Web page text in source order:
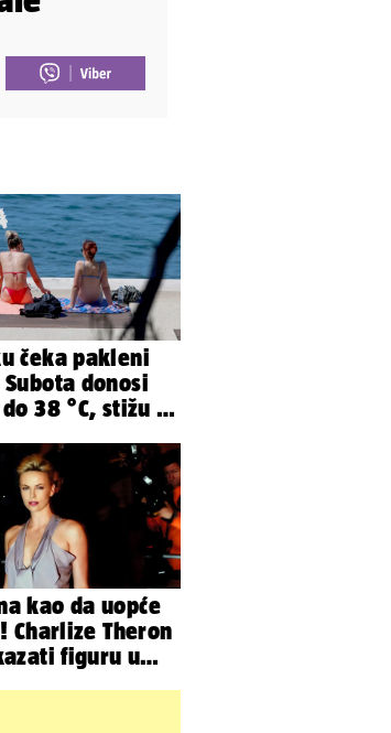
čeka pakleni
donosi
38 °C, stižu i
kao da uopće
Charlize Theron
figuru u